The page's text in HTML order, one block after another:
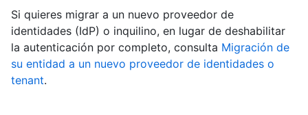
Si quieres migrar a un nuevo proveedor de
identidades (IdP) o inquilino, en lugar de deshabilitar
la autenticación por completo, consulta Migración de
su entidad a un nuevo proveedor de identidades o
tenant.